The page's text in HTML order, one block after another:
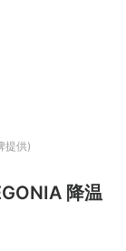
提供)
降温